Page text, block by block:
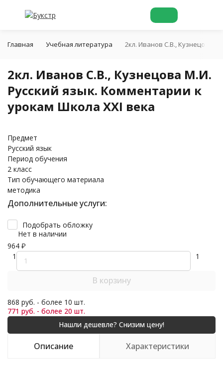
Главная Учебная литература 2кл. Иванов С.В., Кузнецова
2кл. Иванов С.В., Кузнецова М.И.
Русский язык. Комментарии к
урокам Школа XXI века
Предмет
Русский язык
Период обучения
2 класс
Тип обучающего материала
методика
Дополнительные услуги:
Подобрать обложку
Нет в наличии
964 ₽
1
1
В корзину
868 руб. - более 10 шт.
771 руб. - более 20 шт.
Описание Характеристики